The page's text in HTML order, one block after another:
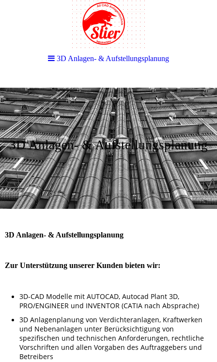
3D Anlagen- & Aufstellungsplanung
3D Anlagen- & Aufstellungsplanung
Zur Unterstützung unserer Kunden bieten wir:
3D-CAD Modelle mit AUTOCAD, Autocad Plant 3D,
PRO/ENGINEER und INVENTOR (CATIA nach Absprache)
3D Anlagenplanung von Verdichteranlagen, Kraftwerken
und Neben­anlagen unter ­Berück­sichti­gung von
spezifischen und technischen Anforderungen, rechtliche
Vorschriften und allen Vorgaben des Auftraggebers und
Betreibers
3D Anlagen- & Aufstellungsplanung